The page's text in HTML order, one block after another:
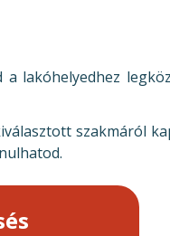
lakóhelyedhez
szakmáról